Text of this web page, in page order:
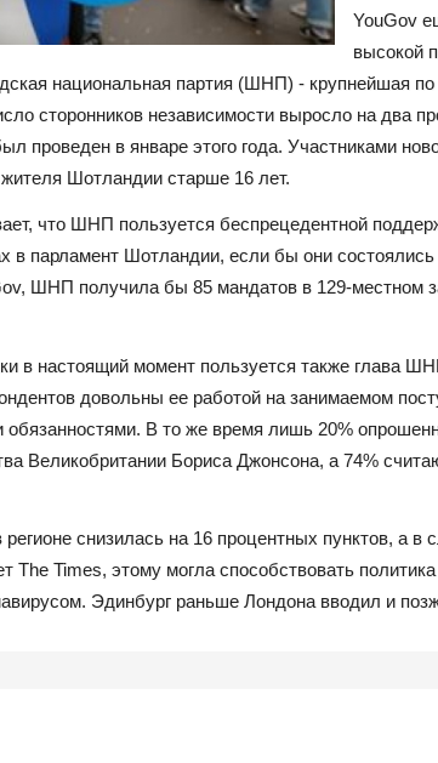
YouGov
высокой
национальная партия (ШНП) - крупнейшая
сторонников независимости выросло на два
проведен в январе этого года. Участниками
Шотландии старше 16 лет.
что ШНП пользуется беспрецедентной
в парламент Шотландии, если бы они
ШНП получила бы 85 мандатов в 129-местном
в настоящий момент пользуется также глава
довольны ее работой на занимаемом
обязанностями. В то же время лишь 20%
Великобритании Бориса Джонсона, а 74%
снизилась на 16 процентных пунктов, а в
The Times, этому могла способствовать
Эдинбург раньше Лондона вводил и